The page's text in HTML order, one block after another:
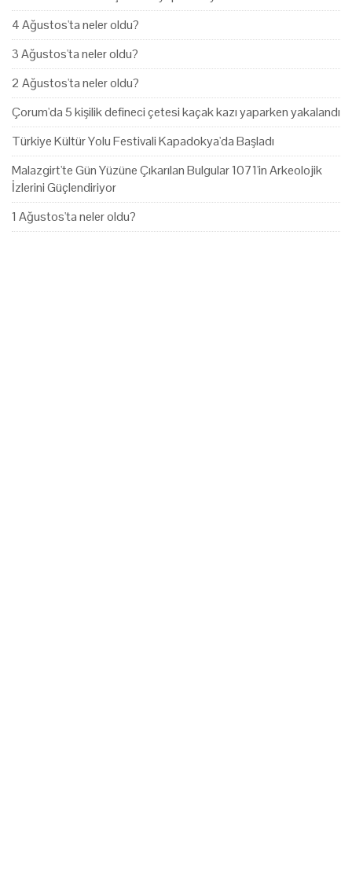
4 Ağustos'ta neler oldu?
3 Ağustos'ta neler oldu?
2 Ağustos'ta neler oldu?
Çorum'da 5 kişilik defineci çetesi kaçak kazı yaparken yakalandı
Türkiye Kültür Yolu Festivali Kapadokya'da Başladı
Malazgirt'te Gün Yüzüne Çıkarılan Bulgular 1071'in Arkeolojik
İzlerini Güçlendiriyor
1 Ağustos'ta neler oldu?